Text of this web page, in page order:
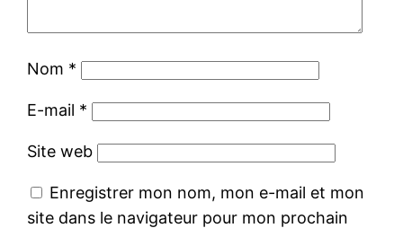
Nom *
E-mail *
Site web
Enregistrer mon nom, mon e-mail et mon
site dans le navigateur pour mon prochain